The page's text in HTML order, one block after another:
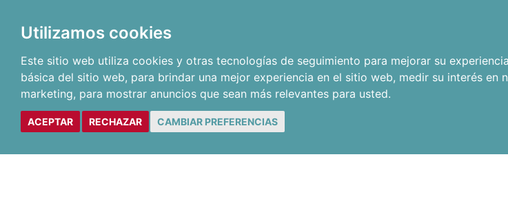
Utilizamos cookies
Este sitio web utiliza cookies y otras tecnologías de seguimiento para mejorar su
básica del sitio web, para brindar una mejor experiencia en el sitio web, medir su interés en
marketing, para mostrar anuncios que sean más relevantes para usted.
ACEPTAR RECHAZAR CAMBIAR PREFERENCIAS